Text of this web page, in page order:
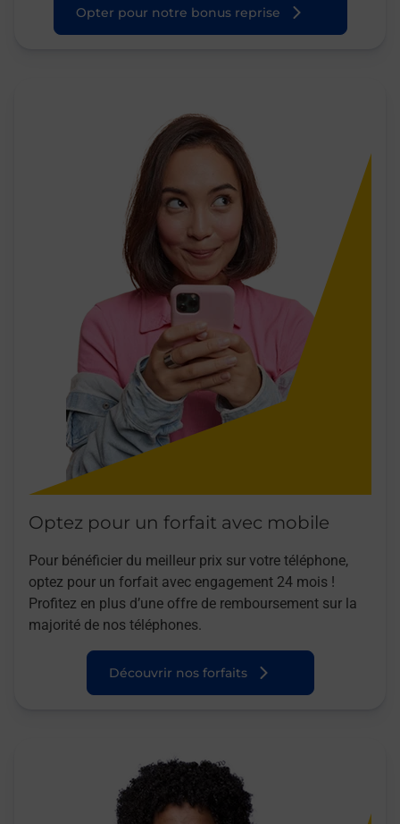
Opter pour notre bonus reprise
Optez pour un forfait avec mobile
Pour bénéficier du meilleur prix sur votre téléphone,
optez pour un forfait avec engagement 24 mois !
Profitez en plus d’une offre de remboursement sur la
majorité de nos téléphones.
Découvrir nos forfaits